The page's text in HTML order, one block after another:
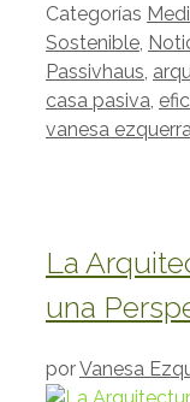
Categorías
Sostenible
Passivhaus
casa pasiva
vanesa ezquerra
La
una
porVanesa